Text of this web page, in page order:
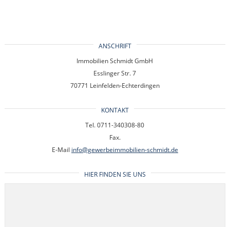
ANSCHRIFT
Immobilien Schmidt GmbH
Esslinger Str. 7
70771 Leinfelden-Echterdingen
KONTAKT
Tel. 0711-340308-80
Fax.
E-Mail info@gewerbeimmobilien-schmidt.de
HIER FINDEN SIE UNS